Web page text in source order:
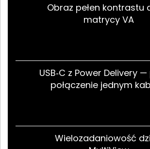
Obraz pełen kontrastu
matrycy VA
USB‑C z Power Delivery
połączenie jednym
Wielozadaniowość